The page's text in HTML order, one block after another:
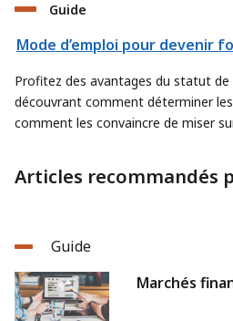
Guide
Mode d’emploi pour devenir
Profitez des avantages du statut de
découvrant comment déterminer les entreprises à contacter et
comment les convaincre de miser
Articles recommandés
Guide
Marchés